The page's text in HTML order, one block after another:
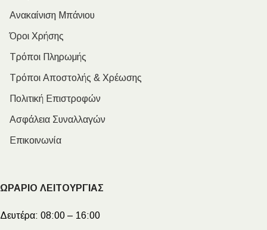
Ανακαίνιση Μπάνιου
Όροι Χρήσης
Τρόποι Πληρωμής
Τρόποι Αποστολής & Χρέωσης
Πολιτική Επιστροφών
Ασφάλεια Συναλλαγών
Επικοινωνία
ΩΡΑΡΙΟ ΛΕΙΤΟΥΡΓΙΑΣ
Δευτέρα: 08:00 – 16:00